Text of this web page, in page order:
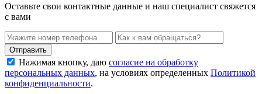
Оставьте свои контактные данные и наш специалист свяжется
с вами
Нажимая кнопку, даю согласие на обработку
персональных данных, на условиях определенных Политикой
конфиденциальности.